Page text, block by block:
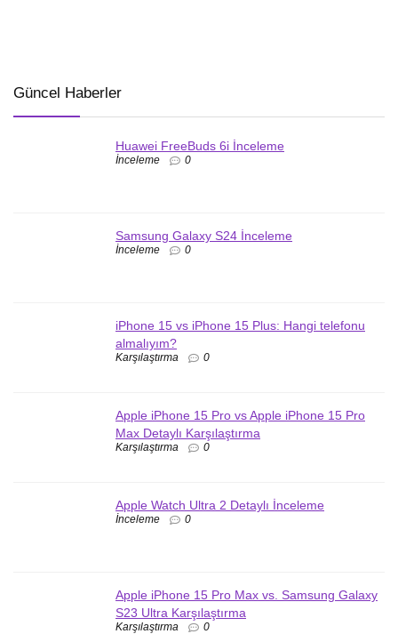
Güncel Haberler
Huawei FreeBuds 6i İnceleme
İnceleme 0
Samsung Galaxy S24 İnceleme
İnceleme 0
iPhone 15 vs iPhone 15 Plus: Hangi telefonu
almalıyım?
Karşılaştırma 0
Apple iPhone 15 Pro vs Apple iPhone 15 Pro
Max Detaylı Karşılaştırma
Karşılaştırma 0
Apple Watch Ultra 2 Detaylı İnceleme
İnceleme 0
Apple iPhone 15 Pro Max vs. Samsung Galaxy
S23 Ultra Karşılaştırma
Karşılaştırma 0